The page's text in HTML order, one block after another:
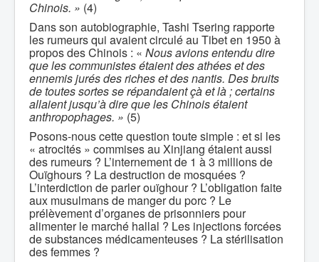
Chinois. » (4)
Dans son autobiographie, Tashi Tsering rapporte
les rumeurs qui avaient circulé au Tibet en 1950 à
propos des Chinois : « Nous avions entendu dire
que les communistes étaient des athées et des
ennemis jurés des riches et des nantis. Des bruits
de toutes sortes se répandaient çà et là ; certains
allaient jusqu’à dire que les Chinois étaient
anthropophages. » (5)
Posons-nous cette question toute simple : et si les
« atrocités » commises au Xinjiang étaient aussi
des rumeurs ? L’internement de 1 à 3 millions de
Ouïghours ? La destruction de mosquées ?
L’interdiction de parler ouïghour ? L’obligation faite
aux musulmans de manger du porc ? Le
prélèvement d’organes de prisonniers pour
alimenter le marché hallal ? Les injections forcées
de substances médicamenteuses ? La stérilisation
des femmes ?